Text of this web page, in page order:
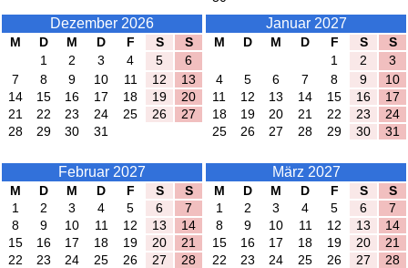
Dezember 2026
M D M D F S
S
1
2 3 4 5
6
7
8 9 10 11 12
13
14
15 16 17 18 19
20
21
22 23 24 25 26
27
28
29 30 31
Januar 2027
M D M D F S
S
1
2
3
4
5 6 7 8 9
10
11
12 13 14 15 16
17
18
19 20 21 22 23
24
25
26 27 28 29 30 31
Februar 2027
M D M D F S
S
1
2 3 4 5 6
7
8
9 10 11 12 13
14
15
16 17 18 19 20
21
22
23 24 25 26 27 28
März 2027
M D M D F S
S
1
2 3 4 5 6
7
8
9 10 11 12 13
14
15
16 17 18 19 20
21
22
23 24 25 26 27
28